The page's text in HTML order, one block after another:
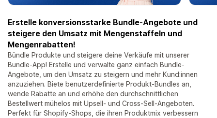
Erstelle konversionsstarke Bundle-Angebote und
steigere den Umsatz mit Mengenstaffeln und
Mengenrabatten!
Bündle Produkte und steigere deine Verkäufe mit unserer
Bundle-App! Erstelle und verwalte ganz einfach Bundle-
Angebote, um den Umsatz zu steigern und mehr Kund:innen
anzuziehen. Biete benutzerdefinierte Produkt-Bundles an,
wende Rabatte an und erhöhe den durchschnittlichen
Bestellwert mühelos mit Upsell- und Cross-Sell-Angeboten.
Perfekt für Shopify-Shops, die ihren Produktmix verbessern